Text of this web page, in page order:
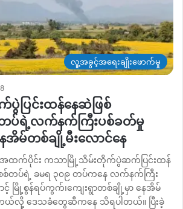
လူ့အခွင့်အရေးချိုးဖောက်မှု
ပြင်းထန်နေဆဲဖြစ်
တပ်ရဲ့လက်နက်ကြီးပစ်ခတ်မှု
ေအိမ်တစ်ချို့မီးလောင်နေ
အထက်ပိုင်း ကသာမြို့သိမ်းတိုက်ပွဲဆက်ပြင်းထန်
စစ်တပ်ရဲ့ ခမရ ၃၀၉ တပ်ကနေ လက်နက်ကြီး
င့် မြို့စွန်ရပ်ကွက်၊ကျေးရွာတစ်ချို့မှာ နေအိမ်
တယ်လို့ ဒေသခံတွေဆီကနေ သိရပါတယ်။ ပြီးခဲ့